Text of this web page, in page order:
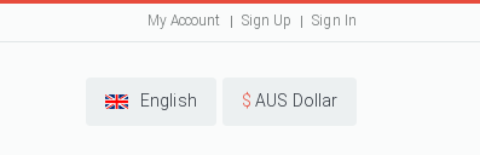
My Account Sign Up Sign In
English $ AUS Dollar